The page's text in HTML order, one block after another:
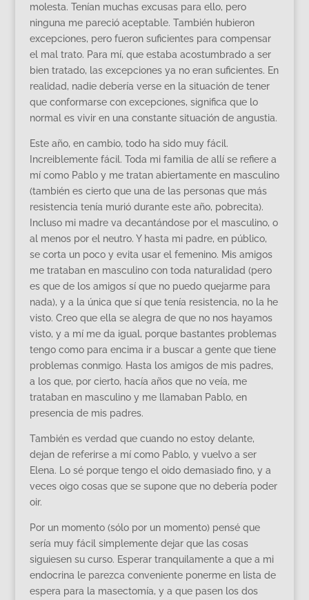
molesta. Tenían muchas excusas para ello, pero
ninguna me pareció aceptable. También hubieron
excepciones, pero fueron suficientes para compensar
el mal trato. Para mí, que estaba acostumbrado a ser
bien tratado, las excepciones ya no eran suficientes. En
realidad, nadie debería verse en la situación de tener
que conformarse con excepciones, significa que lo
normal es vivir en una constante situación de angustia.
Este año, en cambio, todo ha sido muy fácil.
Increiblemente fácil. Toda mi familia de allí se refiere a
mí como Pablo y me tratan abiertamente en masculino
(también es cierto que una de las personas que más
resistencia tenía murió durante este año, pobrecita).
Incluso mi madre va decantándose por el masculino, o
al menos por el neutro. Y hasta mi padre, en público,
se corta un poco y evita usar el femenino. Mis amigos
me trataban en masculino con toda naturalidad (pero
es que de los amigos sí que no puedo quejarme para
nada), y a la única que sí que tenía resistencia, no la he
visto. Creo que ella se alegra de que no nos hayamos
visto, y a mí me da igual, porque bastantes problemas
tengo como para encima ir a buscar a gente que tiene
problemas conmigo. Hasta los amigos de mis padres,
a los que, por cierto, hacía años que no veía, me
trataban en masculino y me llamaban Pablo, en
presencia de mis padres.
También es verdad que cuando no estoy delante,
dejan de referirse a mí como Pablo, y vuelvo a ser
Elena. Lo sé porque tengo el oido demasiado fino, y a
veces oigo cosas que se supone que no debería poder
oir.
Por un momento (sólo por un momento) pensé que
sería muy fácil simplemente dejar que las cosas
siguiesen su curso. Esperar tranquilamente a que a mi
endocrina le parezca conveniente ponerme en lista de
espera para la masectomía, y a que pasen los dos